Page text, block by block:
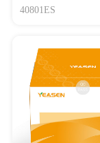
Lipo3000转染试剂
40801ES